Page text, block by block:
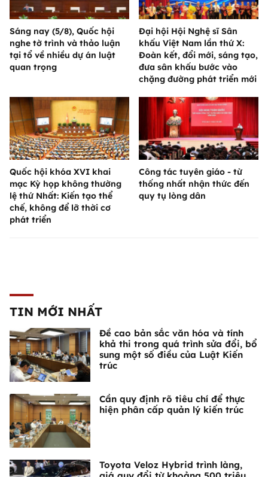
Sáng nay (5/8), Quốc hội
nghe tờ trình và thảo luận
tại tổ về nhiều dự án luật
quan trọng
Đại hội Hội Nghệ sĩ Sân
khấu Việt Nam lần thứ X:
Đoàn kết, đổi mới, sáng tạo,
đưa sân khấu bước vào
chặng đường phát triển mới
Quốc hội khóa XVI khai
mạc Kỳ họp không thường
lệ thứ Nhất: Kiến tạo thể
chế, không để lỡ thời cơ
phát triển
Công tác tuyên giáo - từ
thống nhất nhận thức đến
quy tụ lòng dân
TIN MỚI NHẤT
Đề cao bản sắc văn hóa và tính
khả thi trong quá trình sửa đổi, bổ
sung một số điều của Luật Kiến
trúc
Cần quy định rõ tiêu chí để thực
hiện phân cấp quản lý kiến trúc
Toyota Veloz Hybrid trình làng,